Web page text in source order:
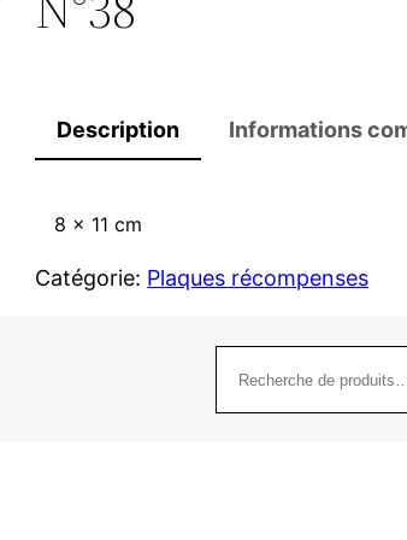
Description Informations
8 x 11 cm
Catégorie: Plaques récompenses